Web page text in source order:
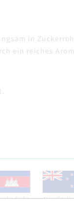
in
ein reiches
Neu-